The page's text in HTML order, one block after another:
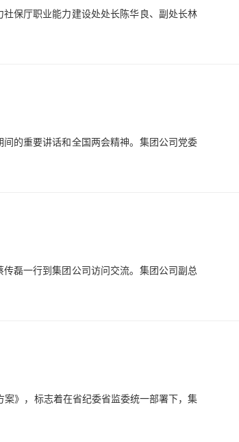
保厅职业能力建设处处长陈华良、副处长林
的重要讲话和全国两会精神。集团公司党委
磊一行到集团公司访问交流。集团公司副总
案》，标志着在省纪委省监委统一部署下，集